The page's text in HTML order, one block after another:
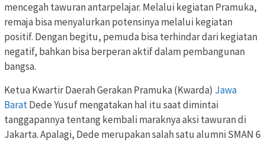
mencegah tawuran antarpelajar. Melalui kegiatan Pramuka,
remaja bisa menyalurkan potensinya melalui kegiatan
positif. Dengan begitu, pemuda bisa terhindar dari kegiatan
negatif, bahkan bisa berperan aktif dalam pembangunan
bangsa.
Ketua Kwartir Daerah Gerakan Pramuka (Kwarda) Jawa
BaratDede Yusuf mengatakan hal itu saat dimintai
tanggapannya tentang kembali maraknya aksi tawuran di
Jakarta. Apalagi, Dede merupakan salah satu alumni SMAN 6